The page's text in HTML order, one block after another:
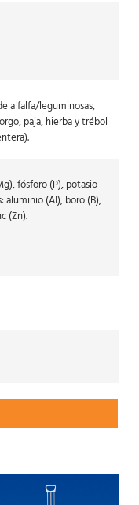
alfalfa/leguminosas,
paja, hierba y trébol
fósforo (P), potasio
aluminio (AI), boro (B),
(Zn).